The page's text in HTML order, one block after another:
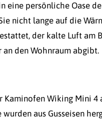
eine persönliche Oase
nicht lange auf die
der kalte Luft am
den Wohnraum abgibt.
Wiking Mini 4
aus Gusseisen